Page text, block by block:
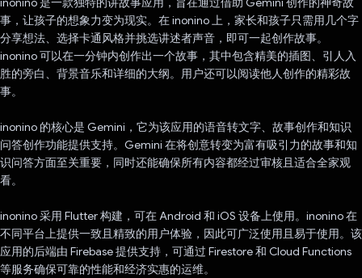
事，让孩子的想象力变为现实。在 inonino 上，家长和孩子只需用几个字
分享想法、选择卡通风格并挑选讲述者声音，即可一起创作故事。
inonino 可以在一分钟内创作出一个故事，其中包含精美的插图、引人入
胜的旁白、背景音乐和详细的大纲。用户还可以阅读他人创作的精彩故
事。
inonino 的核心是 Gemini，它为该应用的语音转文字、故事创作和知识
问答创作功能提供支持。Gemini 在将创意转变为富有吸引力的故事和知
识问答方面至关重要，同时还能确保所有内容都经过审核且适合全家观
看。
inonino 采用 Flutter 构建，可在 Android 和 iOS 设备上使用。inonino 在
不同平台上提供一致且精致的用户体验，因此可广泛使用且易于使用。该
应用的后端由 Firebase 提供支持，可通过 Firestore 和 Cloud Functions
等服务确保可靠的性能和经济实惠的运维。